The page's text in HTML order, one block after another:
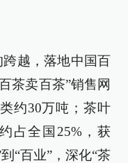
跨越，落地中国百
茶卖百茶”销售网
约30万吨；茶叶
占全国25%，获
“百业”，深化“茶